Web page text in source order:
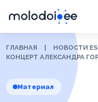
ГЛАВНАЯ НОВОСТИ
КОНЦЕРТ АЛЕКСАНДРА
Материал